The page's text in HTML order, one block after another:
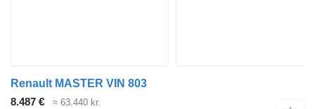
Renault MASTER VIN 803
8.487 €
≈ 63.440 kr.